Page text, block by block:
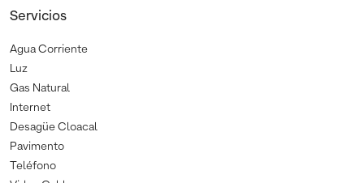
Servicios
Agua Corriente
Luz
Gas Natural
Internet
Desagüe Cloacal
Pavimento
Teléfono